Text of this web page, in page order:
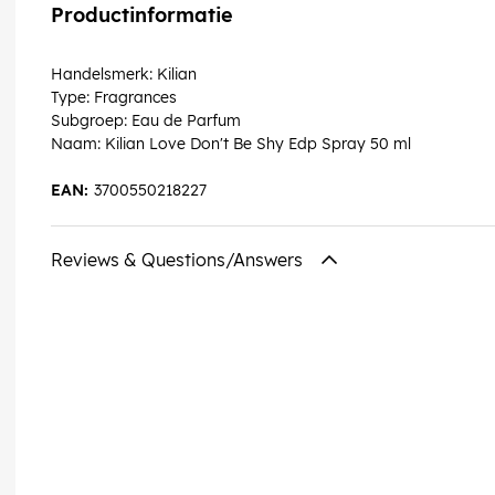
Productinformatie
Handelsmerk: Kilian
Type: Fragrances
Subgroep: Eau de Parfum
Naam: Kilian Love Don't Be Shy Edp Spray 50 ml
3700550218227
EAN:
Reviews & Questions/Answers